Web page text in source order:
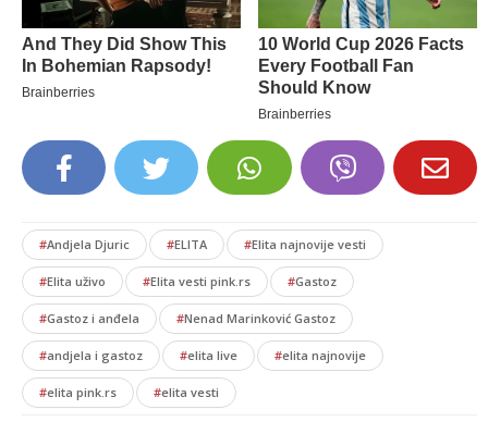
#Andjela Djuric #ELITA #Elita najnovije vesti
#Elita uživo #Elita vesti pink.rs #Gastoz
#Gastoz i anđela #Nenad Marinković Gastoz
#andjela i gastoz #elita live #elita najnovije
#elita pink.rs #elita vesti